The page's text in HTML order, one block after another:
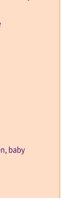
baby